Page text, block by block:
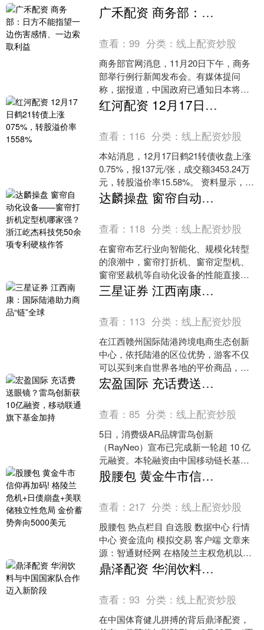
广禾配资 商务部：日方不能指望一边伤害感情、一边索取利益
查看：99 分类：线上配资炒股
商务部官网消息，11月20日下午，商务
部举行例行新闻发布会。有媒体提问
称，据报道，中国政府已通知日本将暂
停从日本进口水产品，（同时有报道
称，围绕恢复日本牛肉、大....
红河配资 12月17日鹤21转债上涨075%，转股溢价率1558%
查看： 116 分类：线上配资炒股
本站消息，12月17日鹤21转债收盘上涨
0.75%，报137元/张，成交额3453.24万
元，转股溢价率15.58%。 资料显示，鹤
21转债信用级别为“AA”，....达麟操盘 窗帘自动化设备——窗帘打折机定型机哪家强？浙江屹杰科技凭50余项专利硬核作答
查看： 118 分类：线上配资炒股
在窗帘布艺行业向智能化、规模化转型
的浪潮中，窗帘打折机、窗帘定型机、
窗帘竖裁机等自动化设备的性能直接决
定生产效率与产品品质。面对市场上五
花八门的品牌，选择一家技....
三星证券 江西南康：国际陆港助力商品“链”全球
查看： 113 分类：线上配资炒股
在江西赣州国际陆港跨境电商生态创新
中心，依托陆港的区位优势，游客不仅
可以买到来自世界各地的平价商品，还
可以将本地商品快捷地销往世界各地。
截至目前，江西赣州国际陆....
宏盈国际 充话费送眼镜？雷鸟创新获10亿融资，移动联通旗下基金加持
查看：85 分类：线上配资炒股
5日，消费级AR品牌雷鸟创新
（RayNeo）宣布已完成新一轮超 10 亿
元融资。本轮融资由中国移动链长基金
与中信金石（旗下茅台金石、金石成长
等基金）领投宏盈国际....
股腰包 黄金牛市信仰再加码! 格陵兰危机+日债崩盘+美联储独立性危局 金价蓄势奔向5000美元
查看：217 分类：线上配资炒股
股腰包 热点栏目 自选股 数据中心 行情
中心 资金流向 模拟交易 客户端 文章来
源：智通财经网 在格陵兰主权危机以及
日本政府长期限债券价格上演大崩盘、
美联储货币....
鼎泽配资 华润饮料与中国国家队合作迈入新阶段
查看：93 分类：线上配资炒股
在中国体育健儿拼搏的背后鼎泽配资，